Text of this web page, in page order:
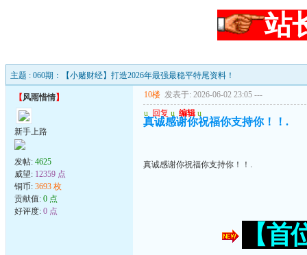
站
主题 : 060期：【小赌财经】打造2026年最强最稳平特尾资料！
【风雨惜情】
新手上路
发帖: 4625
威望: 12359 点
铜币: 3693 枚
贡献值: 0 点
好评度: 0 点
10楼 发表于: 2026-06-02 23:05 ---
u 回复 u 编辑 u
真诚感谢你祝福你支持你！！.
真诚感谢你祝福你支持你！！.
【